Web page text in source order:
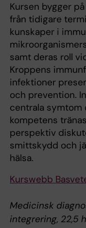
Kursen bygger
från tidigare
kunskaper i
samt deras roll
Kroppens
infektioner
och prevention.
centrala symtom
kompetens
perspektiv
smittskydd och
hälsa.
Kurswebb
Medicinsk
integrering, 22,5